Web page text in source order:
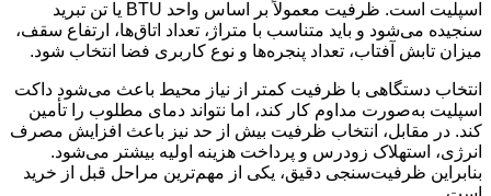
اسپلیت است. ظرفیت معمولاً بر اساس واحد BTU یا تن تبرید
سنجیده می‌شود و باید متناسب با متراژ، تعداد اتاق‌ها، ارتفاع سقف،
میزان تابش آفتاب، تعداد پنجره‌ها و نوع کاربری فضا انتخاب شود.
انتخاب دستگاهی با ظرفیت کمتر از نیاز محیط باعث می‌شود داکت
اسپلیت به‌صورت مداوم کار کند، اما نتواند دمای مطلوب را تأمین
کند. در مقابل، انتخاب ظرفیت بیش از حد نیز باعث افزایش مصرف
انرژی، استهلاک زودرس و پرداخت هزینه اولیه بیشتر می‌شود.
بنابراین ظرفیت‌سنجی دقیق، یکی از مهم‌ترین مراحل قبل از خرید